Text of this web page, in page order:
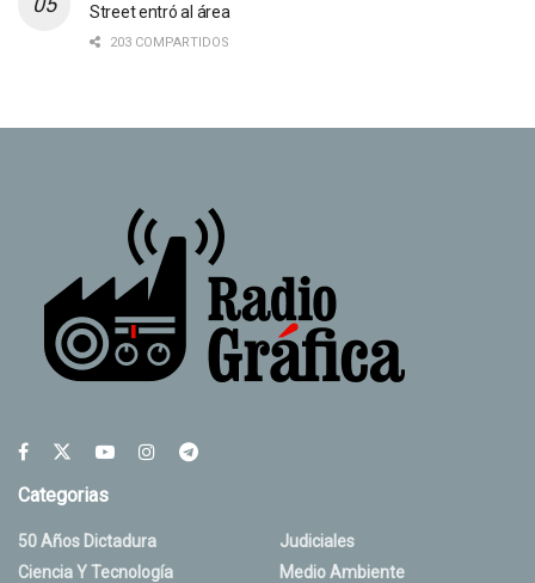
Street entró al área
203 COMPARTIDOS
Categorias
50 Años Dictadura
Ciencia Y Tecnología
Judiciales
Medio Ambiente